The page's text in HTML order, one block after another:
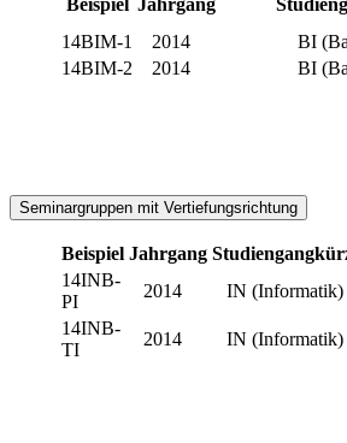
Beispiel Jahrgang
14BIM-1
2014 BI
14BIM-2
2014 BI
Seminargruppen mit Vertiefungsrichtung
Beispiel Jahrgang
14INB-
PI
2014 IN (Informatik)
14INB-
TI
2014 IN (Informatik)